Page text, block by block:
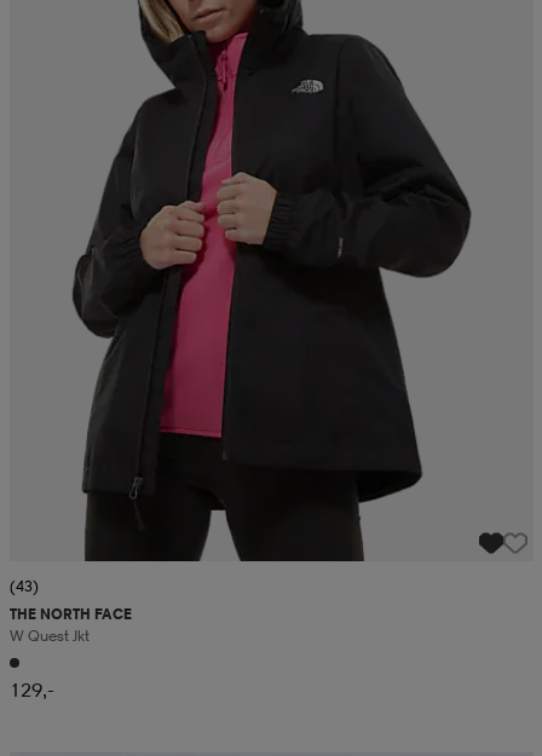
(43)
THE NORTH FACE
W Quest Jkt
129,-